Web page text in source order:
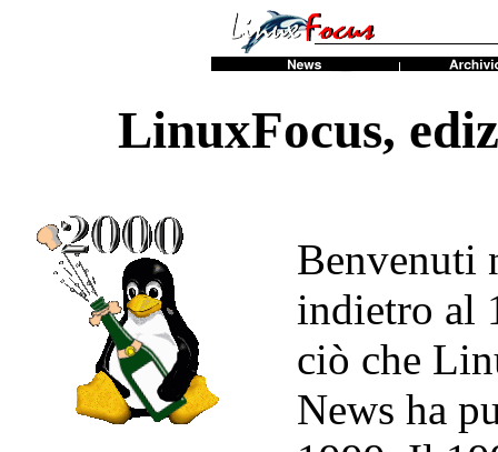
LinuxFocus,
Benvenuti
indietro al
ciò che
News ha